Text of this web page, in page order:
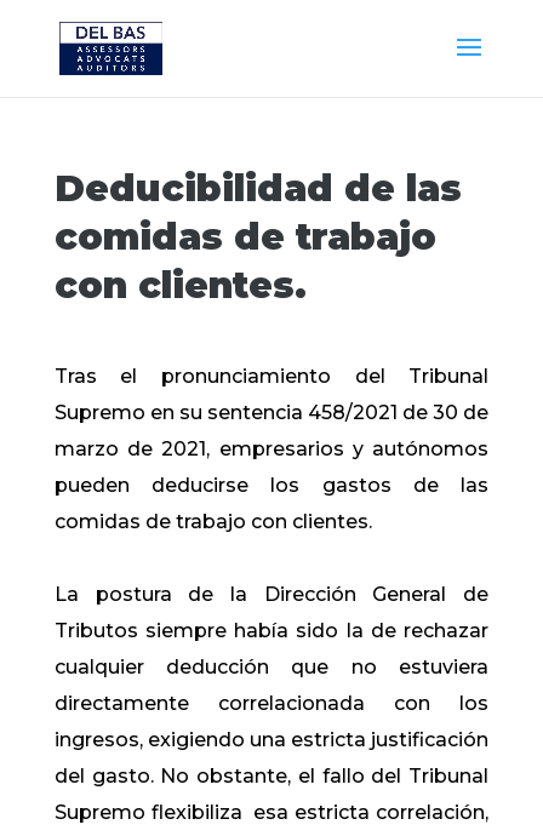
Deducibilidad de las
comidas de trabajo
con clientes.
Tras el pronunciamiento del Tribunal
Supremo en su sentencia 458/2021 de 30 de
marzo de 2021, empresarios y autónomos
pueden deducirse los gastos de las
comidas de trabajo con clientes.
La postura de la Dirección General de
Tributos siempre había sido la de rechazar
cualquier deducción que no estuviera
directamente correlacionada con los
ingresos, exigiendo una estricta justificación
del gasto. No obstante, el fallo del Tribunal
Supremo flexibiliza esa estricta correlación,